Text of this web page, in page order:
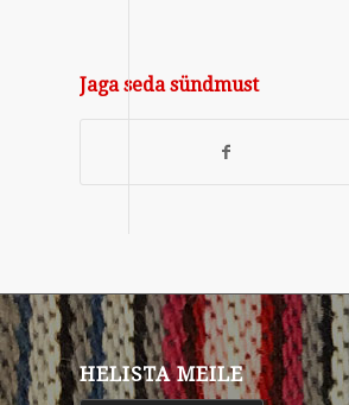
Jaga seda sündmust
HELISTA MEILE